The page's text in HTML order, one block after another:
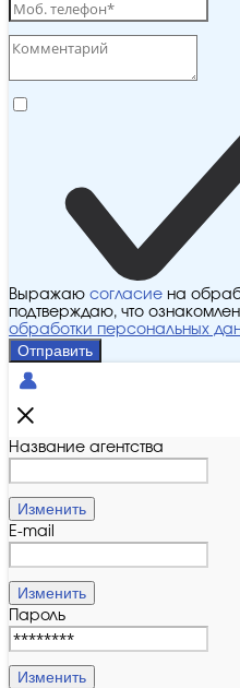
Выражаю согласие на
подтверждаю, что
обработки персональных
Отправить
Название агентства
Изменить
E-mail
Изменить
Пароль
Изменить